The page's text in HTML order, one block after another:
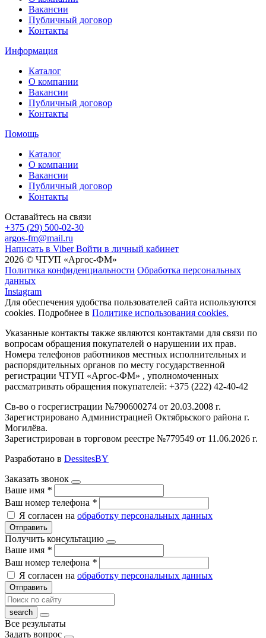
Вакансии
Публичный договор
Контакты
Информация
Каталог
О компании
Вакансии
Публичный договор
Контакты
Помощь
Каталог
О компании
Вакансии
Публичный договор
Контакты
Оставайтесь на связи
+375 (29) 500-02-30
argos-fm@mail.ru
Написать в Viber Войти в личный кабинет
2026 © ЧТУП «Аргос-ФМ»
Политика конфиденциальности Обработка персональных
данных
Instagram
Для обеспечения удобства пользователей сайта используются
cookies. Подробнее в Политике использования cookies.
Указанные контакты также являются контактами для связи по
вопросам обращения покупателей о нарушении их прав.
Номера телефонов работников местных исполнительных и
распорядительных органов по месту государственной
регистрации ЧТУП «Аргос-ФМ» , уполномоченных
рассматривать обращения покупателей: +375 (222) 42-40-42
Св-во о госрегистрации №790600274 от 20.03.2008 г.
Зарегистрировано Администрацией Октябрьского района г.
Могилёва.
Зарегистрирован в торговом реестре №779549 от 11.06.2026 г.
Разработано в DessitesBY
Заказать звонок
Ваше имя *
Ваш номер телефона *
Я согласен на обработку персональных данных
Отправить
Получить консультацию
Ваше имя *
Ваш номер телефона *
Я согласен на обработку персональных данных
Отправить
Все результаты
Задать вопрос